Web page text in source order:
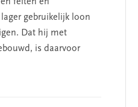
gebruikelijk loon
Dat hij met
is daarvoor